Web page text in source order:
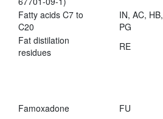
Fatty acids C7 to
C20
IN, AC, HB,
PG
Fat distilation
residues
RE
Famoxadone FU